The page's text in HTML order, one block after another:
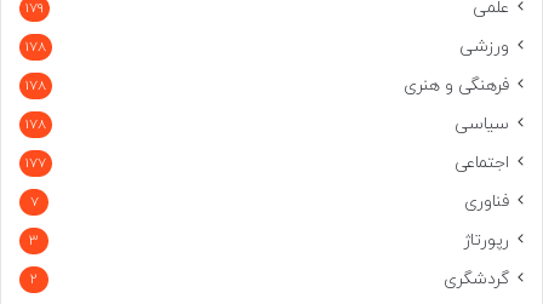
علمی 179
ورزشی 178
فرهنگی و هنری 178
سیاسی 178
اجتماعی 177
فناوری 7
رپورتاژ 3
گردشگری 2